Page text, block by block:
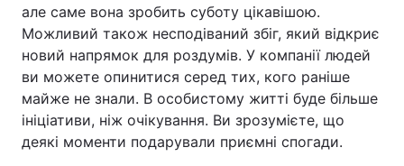
але саме вона зробить суботу цікавішою.
Можливий також несподіваний збіг, який відкриє
новий напрямок для роздумів. У компанії людей
ви можете опинитися серед тих, кого раніше
майже не знали. В особистому житті буде більше
ініціативи, ніж очікування. Ви зрозумієте, що
деякі моменти подарували приємні спогади.